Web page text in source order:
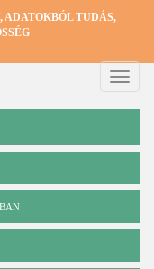
ADATOKBÓL TUDÁS,
Toggle